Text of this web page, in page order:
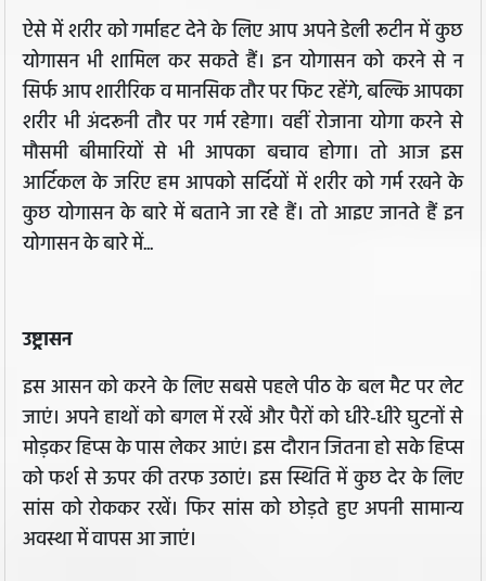
ऐसे में शरीर को गर्माहट देने के लिए आप अपने डेली रूटीन में कुछ
योगासन भी शामिल कर सकते हैं। इन योगासन को करने से न
सिर्फ आप शारीरिक व मानसिक तौर पर फिट रहेंगे, बल्कि आपका
शरीर भी अंदरूनी तौर पर गर्म रहेगा। वहीं रोजाना योगा करने से
मौसमी बीमारियों से भी आपका बचाव होगा। तो आज इस
आर्टिकल के जरिए हम आपको सर्दियों में शरीर को गर्म रखने के
कुछ योगासन के बारे में बताने जा रहे हैं। तो आइए जानते हैं इन
योगासन के बारे में...
उष्ट्रासन
इस आसन को करने के लिए सबसे पहले पीठ के बल मैट पर लेट
जाएं। अपने हाथों को बगल में रखें और पैरों को धीरे-धीरे घुटनों से
मोड़कर हिप्स के पास लेकर आएं। इस दौरान जितना हो सके हिप्स
को फर्श से ऊपर की तरफ उठाएं। इस स्थिति में कुछ देर के लिए
सांस को रोककर रखें। फिर सांस को छोड़ते हुए अपनी सामान्य
अवस्था में वापस आ जाएं।